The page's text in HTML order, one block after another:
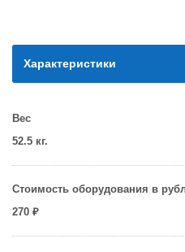
Характеристики
Вес
52.5 кг.
Стоимость оборудования в
270 ₽